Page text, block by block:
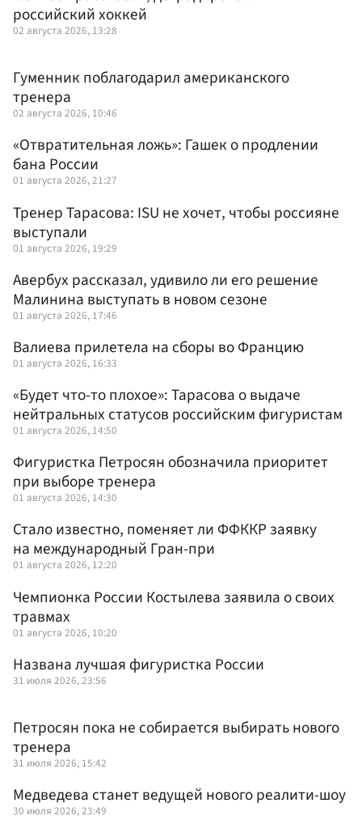
российский хоккей
02 августа 2026, 13:28
Гуменник поблагодарил американского
тренера
02 августа 2026, 10:46
«Отвратительная ложь»: Гашек о продлении
бана России
01 августа 2026, 21:27
Тренер Тарасова: ISU не хочет, чтобы россияне
выступали
01 августа 2026, 19:29
Авербух рассказал, удивило ли его решение
Малинина выступать в новом сезоне
01 августа 2026, 17:46
Валиева прилетела на сборы во Францию
01 августа 2026, 16:33
«Будет что-то плохое»: Тарасова о выдаче
нейтральных статусов российским фигуристам
01 августа 2026, 14:50
Фигуристка Петросян обозначила приоритет
при выборе тренера
01 августа 2026, 14:30
Стало известно, поменяет ли ФФККР заявку
на международный Гран-при
01 августа 2026, 12:20
Чемпионка России Костылева заявила о своих
травмах
01 августа 2026, 10:20
Названа лучшая фигуристка России
31 июля 2026, 23:56
Петросян пока не собирается выбирать нового
тренера
31 июля 2026, 15:42
Медведева станет ведущей нового реалити-шоу
30 июля 2026, 23:49